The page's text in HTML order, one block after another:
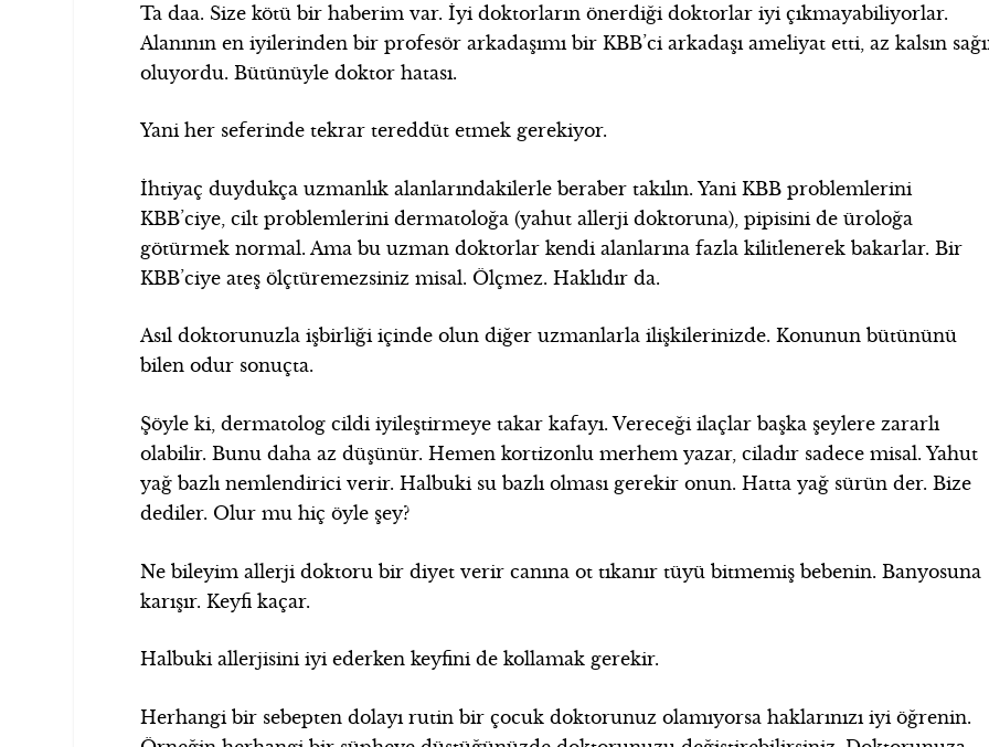
Ta daa. Size kötü bir haberim var. İyi doktorların önerdiği doktorlar iyi çıkmayabiliyorlar.
Alanının en iyilerinden bir profesör arkadaşımı bir KBB’ci arkadaşı ameliyat etti, az kalsın
oluyordu. Bütünüyle doktor hatası.
Yani her seferinde tekrar tereddüt etmek gerekiyor.
İhtiyaç duydukça uzmanlık alanlarındakilerle beraber takılın. Yani KBB problemlerini
KBB’ciye, cilt problemlerini dermatoloğa (yahut allerji doktoruna), pipisini de üroloğa
götürmek normal. Ama bu uzman doktorlar kendi alanlarına fazla kilitlenerek bakarlar. Bir
KBB’ciye ateş ölçtüremezsiniz misal. Ölçmez. Haklıdır da.
Asıl doktorunuzla işbirliği içinde olun diğer uzmanlarla ilişkilerinizde. Konunun bütününü
bilen odur sonuçta.
Şöyle ki, dermatolog cildi iyileştirmeye takar kafayı. Vereceği ilaçlar başka şeylere zararlı
olabilir. Bunu daha az düşünür. Hemen kortizonlu merhem yazar, ciladır sadece misal. Yahut
yağ bazlı nemlendirici verir. Halbuki su bazlı olması gerekir onun. Hatta yağ sürün der. Bize
dediler. Olur mu hiç öyle şey?
Ne bileyim allerji doktoru bir diyet verir canına ot tıkanır tüyü bitmemiş bebenin. Banyosuna
karışır. Keyfi kaçar.
Halbuki allerjisini iyi ederken keyfini de kollamak gerekir.
Herhangi bir sebepten dolayı rutin bir çocuk doktorunuz olamıyorsa haklarınızı iyi öğrenin.